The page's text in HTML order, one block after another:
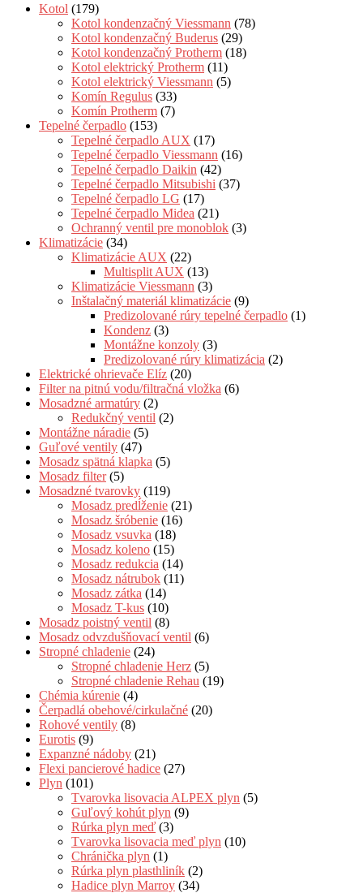
Kotol (179)
Kotol kondenzačný Viessmann (78)
Kotol kondenzačný Buderus (29)
Kotol kondenzačný Protherm (18)
Kotol elektrický Protherm (11)
Kotol elektrický Viessmann (5)
Komín Regulus (33)
Komín Protherm (7)
Tepelné čerpadlo (153)
Tepelné čerpadlo AUX (17)
Tepelné čerpadlo Viessmann (16)
Tepelné čerpadlo Daikin (42)
Tepelné čerpadlo Mitsubishi (37)
Tepelné čerpadlo LG (17)
Tepelné čerpadlo Midea (21)
Ochranný ventil pre monoblok (3)
Klimatizácie (34)
Klimatizácie AUX (22)
Multisplit AUX (13)
Klimatizácie Viessmann (3)
Inštalačný materiál klimatizácie (9)
Predizolované rúry tepelné čerpadlo (1)
Kondenz (3)
Montážne konzoly (3)
Predizolované rúry klimatizácia (2)
Elektrické ohrievače Elíz (20)
Filter na pitnú vodu/filtračná vložka (6)
Mosadzné armatúry (2)
Redukčný ventil (2)
Montážne náradie (5)
Guľové ventily (47)
Mosadz spätná klapka (5)
Mosadz filter (5)
Mosadzné tvarovky (119)
Mosadz predĺženie (21)
Mosadz šróbenie (16)
Mosadz vsuvka (18)
Mosadz koleno (15)
Mosadz redukcia (14)
Mosadz nátrubok (11)
Mosadz zátka (14)
Mosadz T-kus (10)
Mosadz poistný ventil (8)
Mosadz odvzdušňovací ventil (6)
Stropné chladenie (24)
Stropné chladenie Herz (5)
Stropné chladenie Rehau (19)
Chémia kúrenie (4)
Čerpadlá obehové/cirkulačné (20)
Rohové ventily (8)
Eurotis (9)
Expanzné nádoby (21)
Flexi pancierové hadice (27)
Plyn (101)
Tvarovka lisovacia ALPEX plyn (5)
Guľový kohút plyn (9)
Rúrka plyn meď (3)
Tvarovka lisovacia meď plyn (10)
Chránička plyn (1)
Rúrka plyn plasthliník (2)
Hadice plyn Marroy (34)